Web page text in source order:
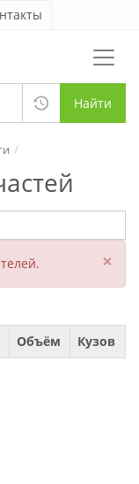
Найти
×
Объём Кузов